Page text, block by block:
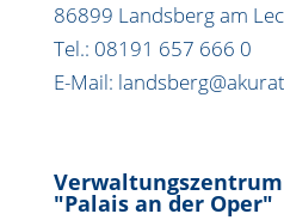
86899 Landsberg am
Tel.: 08191 657 666 0
E-Mail:
"Palais an der Oper"